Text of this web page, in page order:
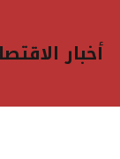
أخبار